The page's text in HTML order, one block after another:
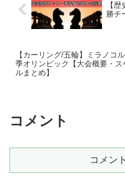
【
勝チ
【カーリング/五輪】ミラノコ
季オリンピック【大会概要・ス
ルまとめ】
コメント
コメン